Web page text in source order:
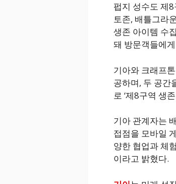
펍지 성수도 제
토존, 배틀그라
생존 아이템 수
돼 방문객들에
기아와 크래프
공하며, 두 공간
로 ‘제8구역 생
기아 관계자는
접점을 모바일
양한 협업과 체
이라고 밝혔다.